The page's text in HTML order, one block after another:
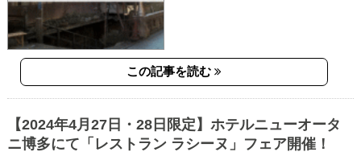
この記事を読む
【2024年4月27日・28日限定】ホテルニューオータ
ニ博多にて「レストラン ラシーヌ」フェア開催！